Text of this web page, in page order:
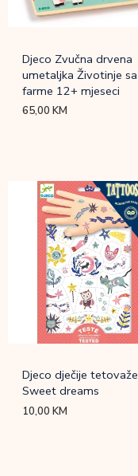
Djeco Zvučna drvena
umetaljka Životinje sa
farme 12+ mjeseci
65,00KM
Djeco dječije tetovaže
Sweet dreams
10,00KM